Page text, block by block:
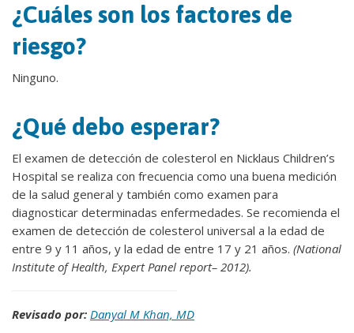
¿Cuáles son los factores de
riesgo?
Ninguno.
¿Qué debo esperar?
El examen de detección de colesterol en Nicklaus Children’s
Hospital se realiza con frecuencia como una buena medición
de la salud general y también como examen para
diagnosticar determinadas enfermedades. Se recomienda el
examen de detección de colesterol universal a la edad de
entre 9 y 11 años, y la edad de entre 17 y 21 años. (National
Institute of Health, Expert Panel report– 2012).
Revisado por: Danyal M Khan, MD